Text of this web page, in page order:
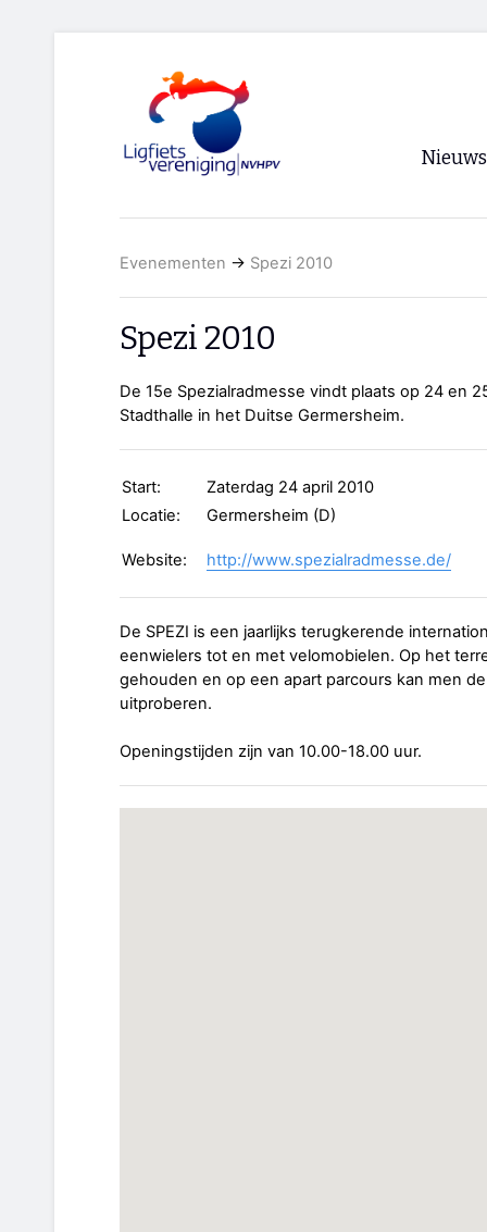
Nieuws
Evenementen → Spezi 2010
Spezi 2010
De 15e Spezialradmesse vindt plaats op 24 en
Stadthalle in het Duitse Germersheim.
Start:
Zaterdag 24 april 2010
Locatie:
Germersheim (D)
Website: http://www.spezialradmesse.de/
De SPEZI is een jaarlijks terugkerende
eenwielers tot en met velomobielen. Op het
gehouden en op een apart parcours kan men
uitproberen.
Openingstijden zijn van 10.00-18.00 uur.